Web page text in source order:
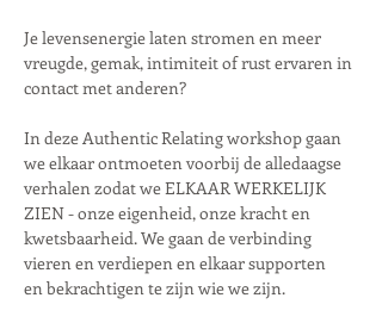
Je levensenergie laten stromen en meer
vreugde, gemak, intimiteit of rust ervaren in
contact met anderen?
In deze Authentic Relating workshop gaan
we elkaar ontmoeten voorbij de alledaagse
verhalen zodat we ELKAAR WERKELIJK
ZIEN - onze eigenheid, onze kracht en
kwetsbaarheid. We gaan de verbinding
vieren en verdiepen en elkaar supporten
en bekrachtigen te zijn wie we zijn.